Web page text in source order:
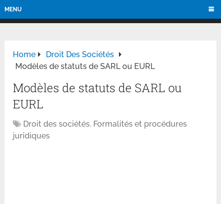
MENU
Home
Droit Des Sociétés
Modèles de statuts de SARL ou EURL
Modèles de statuts de SARL ou
EURL
Droit des sociétés, Formalités et procédures
juridiques